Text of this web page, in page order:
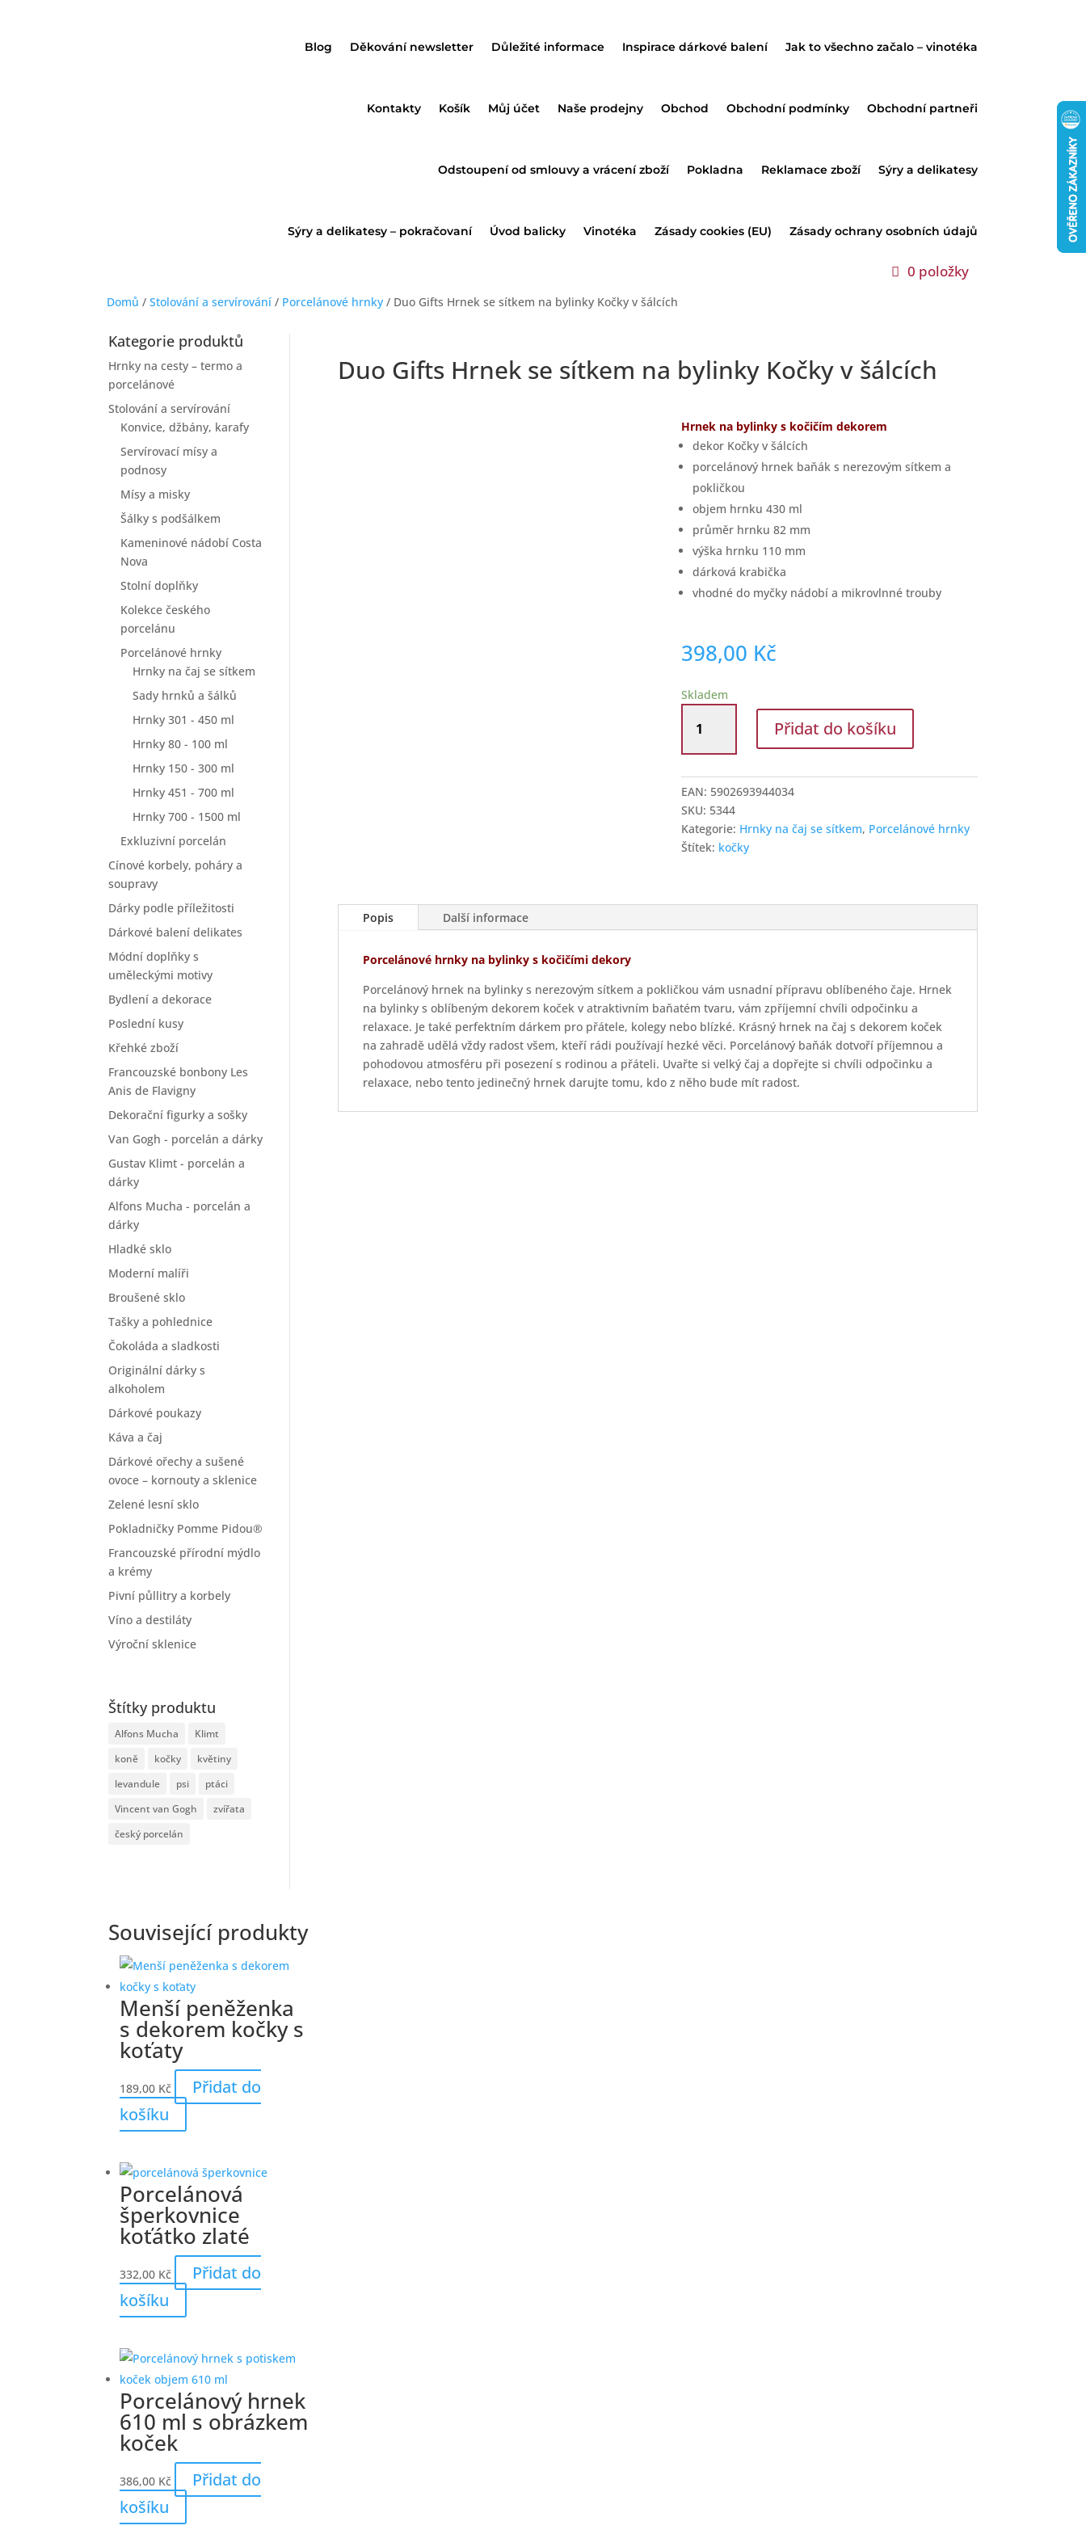
Blog Děkování newsletter Důležité informace Inspirace dárkové balení Jak to všechno začalo – vinotéka
Kontakty Košík Můj účet Naše prodejny Obchod Obchodní podmínky Obchodní partneři
Odstoupení od smlouvy a vrácení zboží Pokladna Reklamace zboží Sýry a delikatesy
Sýry a delikatesy – pokračovaní Úvod balicky Vinotéka Zásady cookies (EU) Zásady ochrany osobních údajů
0 položky
Domů / Stolování a servírování / Porcelánové hrnky / Duo Gifts Hrnek se sítkem na bylinky Kočky v šálcích
Kategorie produktů
Hrnky na cesty – termo a
porcelánové
Stolování a servírování
Konvice, džbány, karafy
Servírovací mísy a
podnosy
Mísy a misky
Šálky s podšálkem
Kameninové nádobí Costa
Nova
Stolní doplňky
Kolekce českého
porcelánu
Porcelánové hrnky
Hrnky na čaj se sítkem
Sady hrnků a šálků
Hrnky 301 - 450 ml
Hrnky 80 - 100 ml
Hrnky 150 - 300 ml
Hrnky 451 - 700 ml
Hrnky 700 - 1500 ml
Exkluzivní porcelán
Cínové korbely, poháry a
soupravy
Dárky podle příležitosti
Dárkové balení delikates
Módní doplňky s
uměleckými motivy
Bydlení a dekorace
Poslední kusy
Křehké zboží
Francouzské bonbony Les
Anis de Flavigny
Dekorační figurky a sošky
Van Gogh - porcelán a dárky
Gustav Klimt - porcelán a
dárky
Alfons Mucha - porcelán a
dárky
Hladké sklo
Moderní malíři
Broušené sklo
Tašky a pohlednice
Čokoláda a sladkosti
Originální dárky s
alkoholem
Dárkové poukazy
Káva a čaj
Dárkové ořechy a sušené
ovoce – kornouty a sklenice
Zelené lesní sklo
Pokladničky Pomme Pidou®
Francouzské přírodní mýdlo
a krémy
Pivní půllitry a korbely
Víno a destiláty
Výroční sklenice
Štítky produktu
Alfons Mucha
Klimt
koně
kočky
květiny
levandule
psi
ptáci
Vincent van Gogh
zvířata
český porcelán
Duo Gifts Hrnek se sítkem na bylinky Kočky v šálcích
Hrnek na bylinky s kočičím dekorem
dekor Kočky v šálcích
porcelánový hrnek baňák s nerezovým sítkem a
pokličkou
objem hrnku 430 ml
průměr hrnku 82 mm
výška hrnku 110 mm
dárková krabička
vhodné do myčky nádobí a mikrovlnné trouby
398,00 Kč
Skladem
Gifts
Hrnek
sítkem
na
bylinky
Kočky
Přidat do košíku
EAN: 5902693944034
SKU: 5344
Kategorie: Hrnky na čaj se sítkem, Porcelánové hrnky
Štítek: kočky
Popis Další informace
Porcelánové hrnky na bylinky s kočičími dekory
Porcelánový hrnek na bylinky s nerezovým sítkem a pokličkou vám usnadní přípravu oblíbeného čaje. Hrnek
na bylinky s oblíbeným dekorem koček v atraktivním baňatém tvaru, vám zpříjemní chvíli odpočinku a
relaxace. Je také perfektním dárkem pro přátele, kolegy nebo blízké. Krásný hrnek na čaj s dekorem koček
na zahradě udělá vždy radost všem, kteří rádi používají hezké věci. Porcelánový baňák dotvoří příjemnou a
pohodovou atmosféru při posezení s rodinou a přáteli. Uvařte si velký čaj a dopřejte si chvíli odpočinku a
relaxace, nebo tento jedinečný hrnek darujte tomu, kdo z něho bude mít radost.
Související produkty
Menší peněženka
s dekorem kočky s
koťaty
189,00 Kč
Přidat do
košíku
Porcelánová
šperkovnice
koťátko zlaté
332,00 Kč
Přidat do
košíku
Porcelánový hrnek
610 ml s obrázkem
koček
386,00 Kč
Přidat do
košíku